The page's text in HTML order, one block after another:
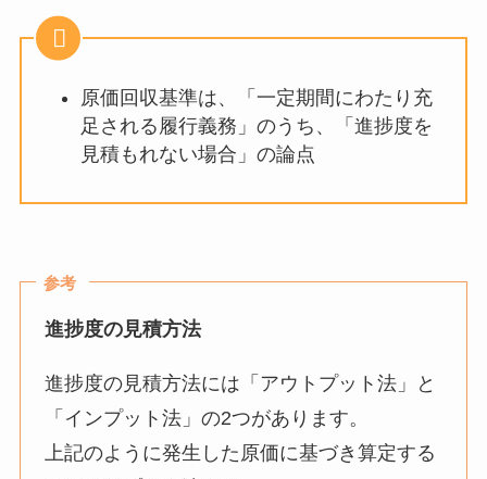
原価回収基準は、「一定期間にわたり充
足される履行義務」のうち、「進捗度を
見積もれない場合」の論点
参考
進捗度の見積方法
進捗度の見積方法には「アウトプット法」と
「インプット法」の2つがあります。
上記のように発生した原価に基づき算定する